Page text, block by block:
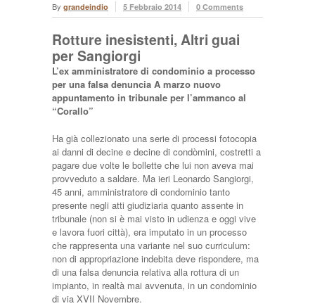
By grandeindio 5 Febbraio 2014 0 Comments
Rotture inesistenti, Altri guai
per Sangiorgi
L’ex amministratore di condominio a processo
per una falsa denuncia A marzo nuovo
appuntamento in tribunale per l’ammanco al
“Corallo”
Ha già collezionato una serie di processi fotocopia
ai danni di decine e decine di condòmini, costretti a
pagare due volte le bollette che lui non aveva mai
provveduto a saldare. Ma ieri Leonardo Sangiorgi,
45 anni, amministratore di condominio tanto
presente negli atti giudiziaria quanto assente in
tribunale (non si è mai visto in udienza e oggi vive
e lavora fuori città), era imputato in un processo
che rappresenta una variante nel suo curriculum:
non di appropriazione indebita deve rispondere, ma
di una falsa denuncia relativa alla rottura di un
impianto, in realtà mai avvenuta, in un condominio
di via XVII Novembre.